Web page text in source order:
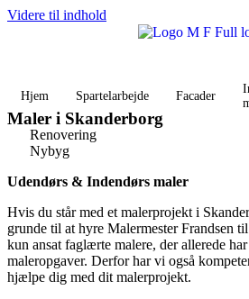
Videre til indhold
Hjem Spartelarbejde Facader
Maler i Skanderborg
Renovering
Nybyg
Udendørs & Indendørs maler
Hvis du står med et malerprojekt i
grunde til at hyre Malermester Frandsen
kun ansat faglærte malere, der allerede
maleropgaver. Derfor har vi også
hjælpe dig med dit malerprojekt.